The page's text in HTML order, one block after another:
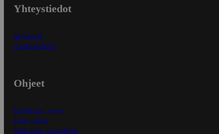
Yhteystiedot
Myymälät
Asiakaspalvelu
Ohjeet
Ensitilaajan ohjeet
Näin maksat
Näin tilaat ja muokkaat